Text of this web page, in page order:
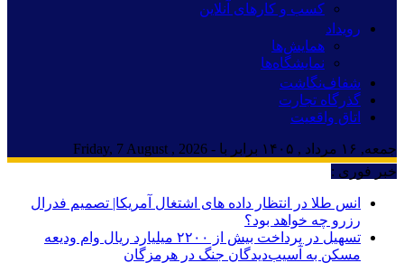
کسب و کارهای آنلاین
رویداد
همایش‌ها
نمایشگاه‌ها
شفاف‌نگاشت
گذرگاه تجارت
اتاق واقعیت
جمعه, ۱۶ مرداد , ۱۴۰۵ برابر با - Friday, 7 August , 2026
خبر فوری :
انس طلا در انتظار داده های اشتغال آمریکا| تصمیم فدرال
رزرو چه خواهد بود؟
تسهیل در پرداخت بیش از ۲۲۰۰ میلیارد ریال وام ودیعه
مسکن به آسیب‌دیدگان جنگ در هرمزگان